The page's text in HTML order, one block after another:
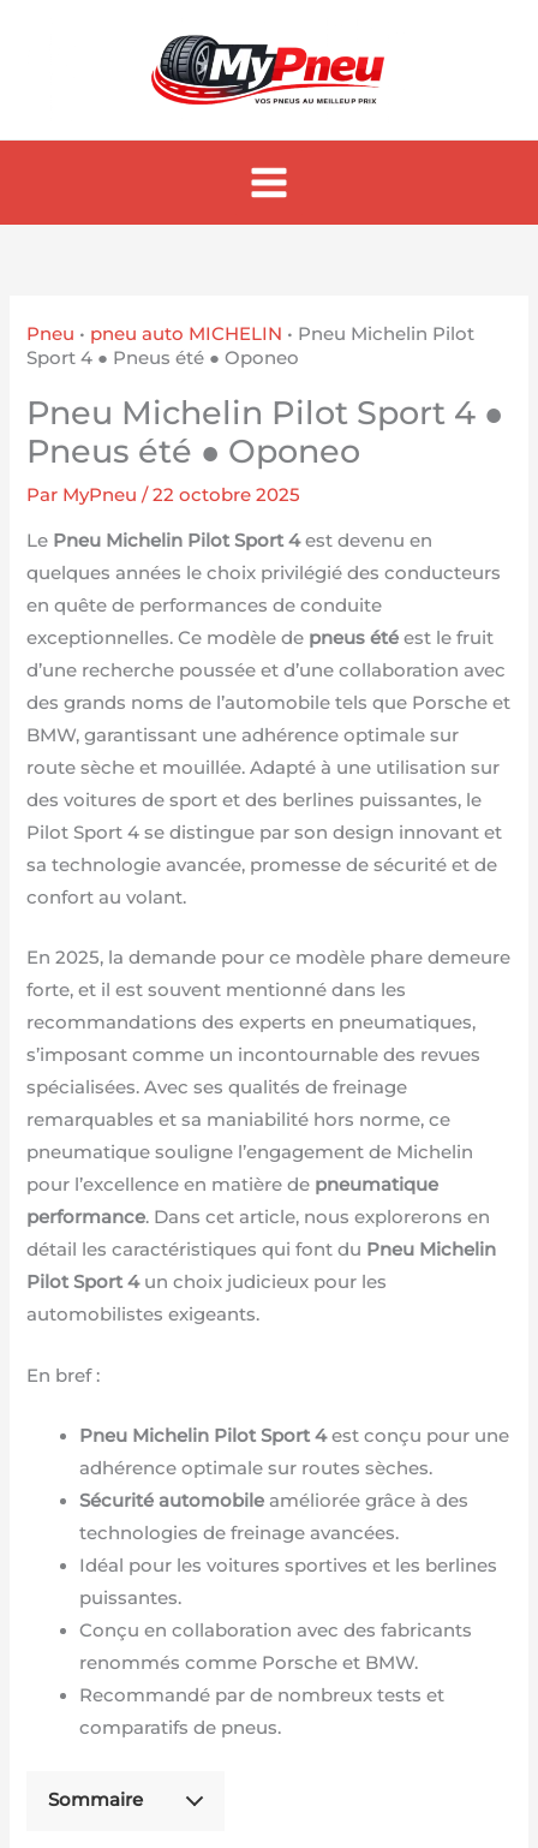
Pneu • pneu auto MICHELIN • Pneu Michelin Pilot
Sport 4 ● Pneus été ● Oponeo
Pneu Michelin Pilot Sport 4 ●
Pneus été ● Oponeo
Par MyPneu/22 octobre 2025
Le Pneu Michelin Pilot Sport 4est devenu en
quelques années le choix privilégié des conducteurs
en quête de performances de conduite
exceptionnelles. Ce modèle de pneus été est le fruit
d’une recherche poussée et d’une collaboration avec
des grands noms de l’automobile tels que Porsche et
BMW, garantissant une adhérence optimale sur
route sèche et mouillée. Adapté à une utilisation sur
des voitures de sport et des berlines puissantes, le
Pilot Sport 4 se distingue par son design innovant et
sa technologie avancée, promesse de sécurité et de
confort au volant.
En 2025, la demande pour ce modèle phare demeure
forte, et il est souvent mentionné dans les
recommandations des experts en pneumatiques,
s’imposant comme un incontournable des revues
spécialisées. Avec ses qualités de freinage
remarquables et sa maniabilité hors norme, ce
pneumatique souligne l’engagement de Michelin
pour l’excellence en matière de pneumatique
performance. Dans cet article, nous explorerons en
détail les caractéristiques qui font du Pneu Michelin
Pilot Sport 4un choix judicieux pour les
automobilistes exigeants.
En bref :
Pneu Michelin Pilot Sport 4est conçu pour une
adhérence optimale sur routes sèches.
Sécurité automobile améliorée grâce à des
technologies de freinage avancées.
Idéal pour les voitures sportives et les berlines
puissantes.
Conçu en collaboration avec des fabricants
renommés comme Porsche et BMW.
Recommandé par de nombreux tests et
comparatifs de pneus.
Sommaire